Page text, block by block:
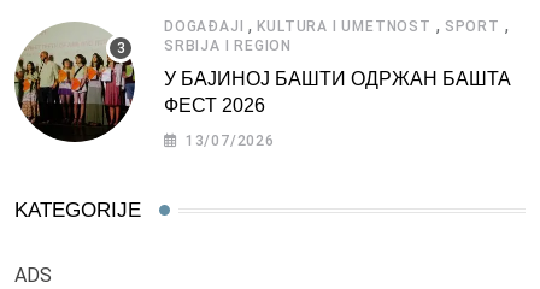
DOGAĐAJI ,KULTURA I UMETNOST , SPORT ,
SRBIJA I REGION
У БАЈИНОЈ БАШТИ ОДРЖАН БАШТА
ФЕСТ 2026
13/07/2026
KATEGORIJE
ADS